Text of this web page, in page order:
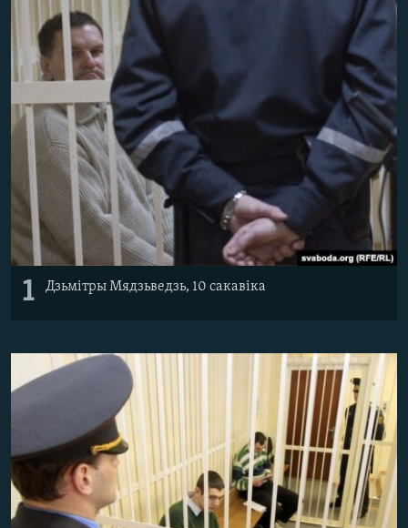
КУЛЬТУРА
КАЛЯНДАР
НА ХВАЛЯХ СВАБОДЫ
1 Дзьмітры Мядзьведзь, 10 сакавіка